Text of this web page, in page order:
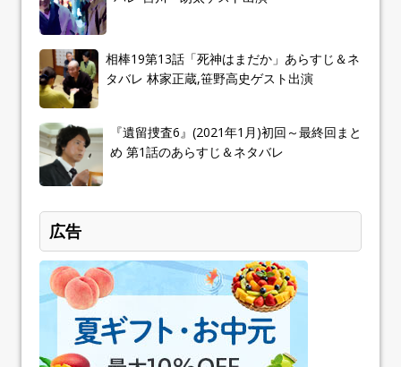
相棒19第13話「死神はまだか」あらすじ＆ネ
タバレ 林家正蔵,笹野高史ゲスト出演
『遺留捜査6』(2021年1月)初回～最終回まと
め 第1話のあらすじ＆ネタバレ
広告